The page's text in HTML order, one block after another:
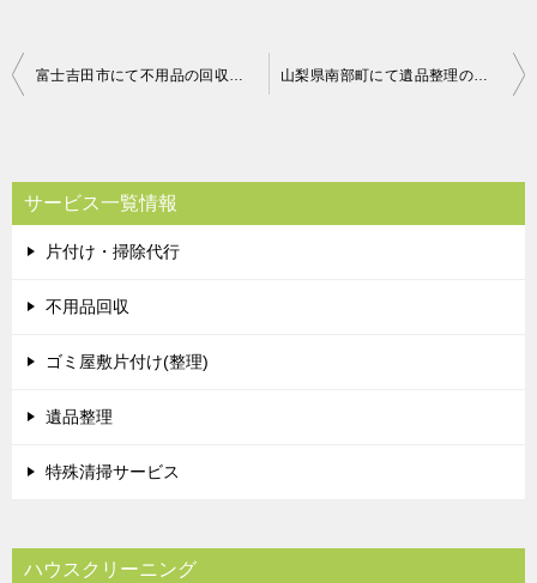
投
ビ
ゲ
ー
シ
富士吉田市にて不用品の回収処分のご依頼 お客様の声 山梨県南部町にて遺品整理のご依頼 お客様の声
サービス一覧情報
片付け・掃除代行
不用品回収
ゴミ屋敷片付け(整理)
遺品整理
特殊清掃サービス
ハウスクリーニング